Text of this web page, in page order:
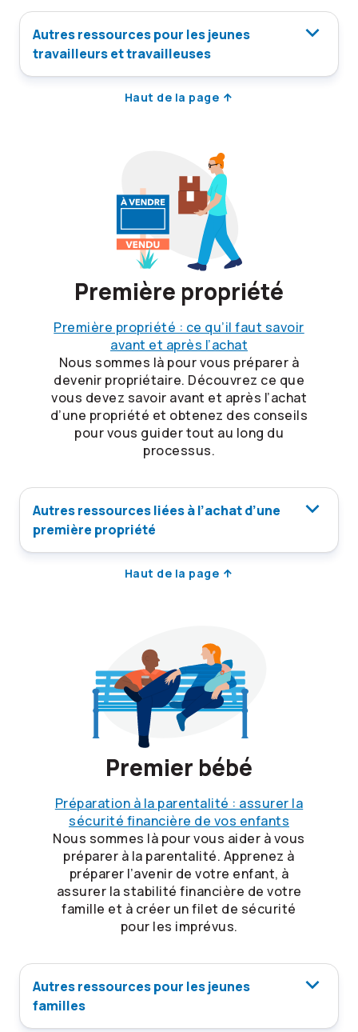
Autres ressources pour les jeunes
travailleurs et travailleuses
Haut de la page
Première propriété
Première propriété : ce qu’il faut savoir
avant et après l’achat
Nous sommes là pour vous préparer à
devenir propriétaire. Découvrez ce que
vous devez savoir avant et après l’achat
d’une propriété et obtenez des conseils
pour vous guider tout au long du
processus.
Autres ressources liées à l’achat d’une
première propriété
Haut de la page
Premier bébé
Préparation à la parentalité : assurer la
sécurité financière de vos enfants
Nous sommes là pour vous aider à vous
préparer à la parentalité. Apprenez à
préparer l’avenir de votre enfant, à
assurer la stabilité financière de votre
famille et à créer un filet de sécurité
pour les imprévus.
Autres ressources pour les jeunes
familles